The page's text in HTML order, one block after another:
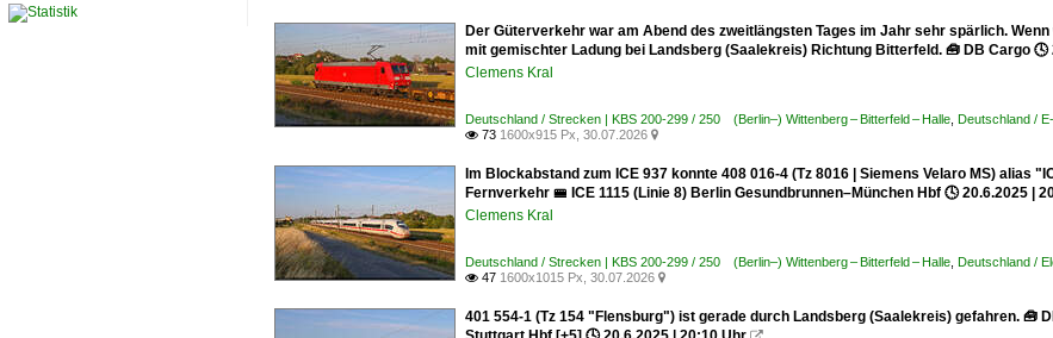
Der Güterverkehr war am Abend des zweitlängsten Tages im Jahr sehr spärlich.
mit gemischter Ladung bei Landsberg (Saalekreis) Richtung Bitterfeld. 🧰 DB Cargo 🕓
Clemens Kral
Deutschland / Strecken | KBS 200-299 / 250 (Berlin–) Wittenberg – Bitterfeld – Halle Deutschland /
 73 1600x915 Px, 30.07.2026 
Im Blockabstand zum ICE 937 konnte 408 016-4 (Tz 8016 | Siemens Velaro MS) alias
Fernverkehr 🚝 ICE 1115 (Linie 8) Berlin Gesundbrunnen–München Hbf 🕓 20.6.2025 |
Clemens Kral
Deutschland / Strecken | KBS 200-299 / 250 (Berlin–) Wittenberg – Bitterfeld – Halle Deutschland /
 47 1600x1015 Px, 30.07.2026 
401 554-1 (Tz 154 "Flensburg") ist gerade durch Landsberg (Saalekreis) gefahren. 🧰